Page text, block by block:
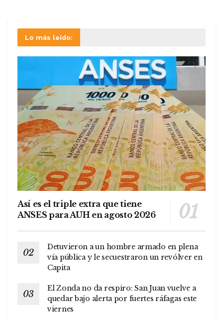
Lo más leído:
Así es el triple extra que tiene
ANSES para AUH en agosto 2026
Detuvieron a un hombre armado en plena
vía pública y le secuestraron un revólver en
Capita
El Zonda no da respiro: San Juan vuelve a
quedar bajo alerta por fuertes ráfagas este
viernes